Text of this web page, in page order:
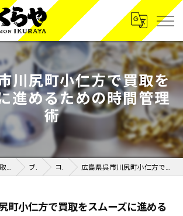
川尻町小仁方で買取を
進めるための時間管理
術
広島県呉市の買取なら買取専門いくらや呉広店 ブログ コラム 広島県呉市川尻町小仁方で買取をスムーズに進めるための時間管理術
町小仁方で買取をスムーズに進める